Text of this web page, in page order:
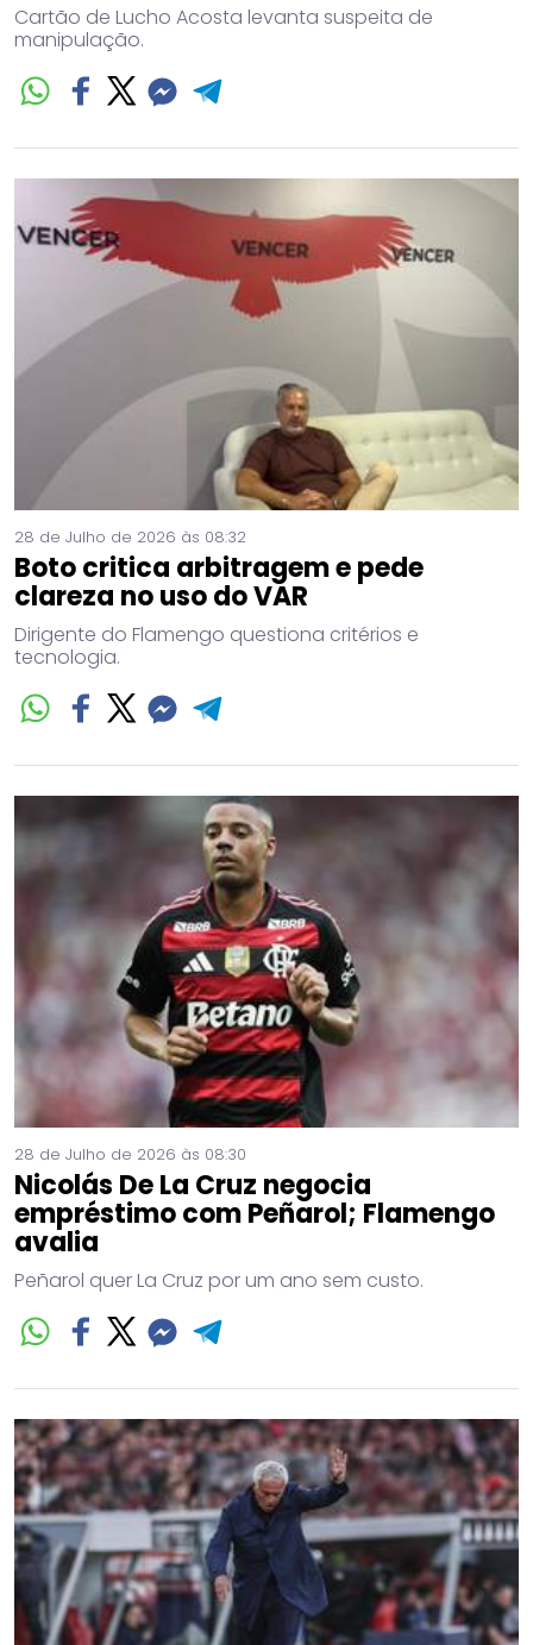
Cartão de Lucho Acosta levanta suspeita de
manipulação.
28 de Julho de 2026 às 08:32
Boto critica arbitragem e pede
clareza no uso do VAR
Dirigente do Flamengo questiona critérios e
tecnologia.
28 de Julho de 2026 às 08:30
Nicolás De La Cruz negocia
empréstimo com Peñarol; Flamengo
avalia
Peñarol quer La Cruz por um ano sem custo.